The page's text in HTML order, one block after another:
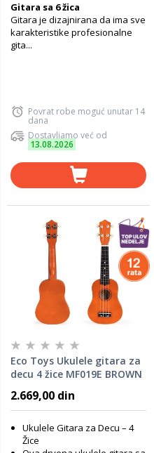
Gitara sa 6 žica
Gitara je dizajnirana da ima sve
karakteristike profesionalne
gita...
Povrat robe moguć unutar 14
dana
Dostavljamo već od
13.08.2026
Eco Toys Ukulele gitara za
decu 4 žice MF019E BROWN
2.669,00 din
Ukulele Gitara za Decu – 4
Žice